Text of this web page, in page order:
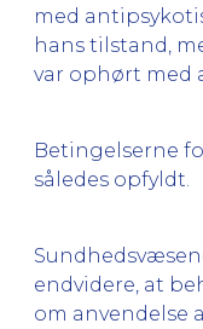
med
hans tilstand,
var ophørt med
Betingelserne
således opfyldt.
endvidere, at
om anvendelse